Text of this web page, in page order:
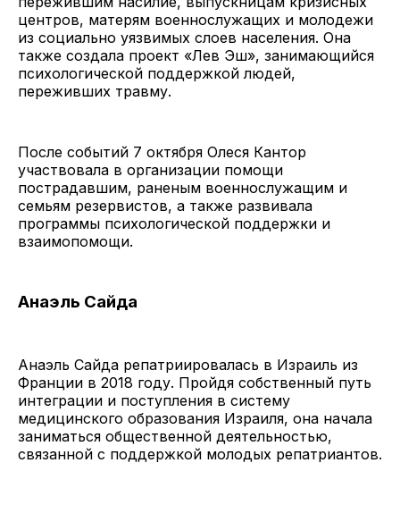
центров, матерям военнослужащих и молодежи
из социально уязвимых слоев населения. Она
также создала проект «Лев Эш», занимающийся
психологической поддержкой людей,
переживших травму.
После событий 7 октября Олеся Кантор
участвовала в организации помощи
пострадавшим, раненым военнослужащим и
семьям резервистов, а также развивала
программы психологической поддержки и
взаимопомощи.
Анаэль Сайда
Анаэль Сайда репатриировалась в Израиль из
Франции в 2018 году. Пройдя собственный путь
интеграции и поступления в систему
медицинского образования Израиля, она начала
заниматься общественной деятельностью,
связанной с поддержкой молодых репатриантов.